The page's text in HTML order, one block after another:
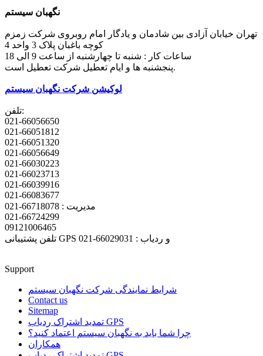
نگهبان سیستم
تهران خیابان آزادی بین شادمان و یادگار امام روبروی شرکت زمزم
کوچه باغبان پلاک 3 واحد 4
پنجشنبه ها و ایام تعطیل شرکت تعطیل است.
لوکیشن شرکت نگهبان سیستم
تلفن:
021-66056650
021-66051812
021-66051320
021-66056649
021-66030223
021-66023713
021-66039916
021-66083677
مدیریت : 66718078-021
021-66724299
09121006465
تلفن پشتیبانی GPS و ردیاب : 66029031-021
Support
شرایط نمایندگی شرکت نگهبان سیستم
Contact us
Sitemap
تمدید اشتراک ردیاب GPS
چرا شما باید به نگهبان سیستم اعتماد کنید؟
همکاران